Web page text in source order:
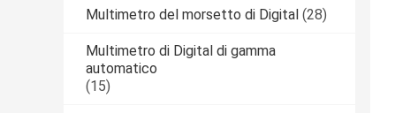
Multimetro del morsetto di Digital (28)
Multimetro di Digital di gamma
automatico
(15)